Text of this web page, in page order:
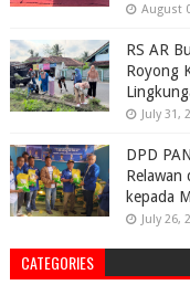
August
RS AR
Royong
July 31,
DPD
Relawan
kepada
July 26,
CATEGORIES